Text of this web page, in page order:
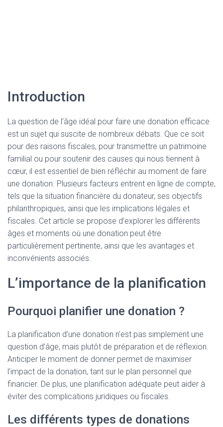
Introduction
La question de l’âge idéal pour faire une donation efficace
est un sujet qui suscite de nombreux débats. Que ce soit
pour des raisons fiscales, pour transmettre un patrimoine
familial ou pour soutenir des causes qui nous tiennent à
cœur, il est essentiel de bien réfléchir au moment de faire
une donation. Plusieurs facteurs entrent en ligne de compte,
tels que la situation financière du donateur, ses objectifs
philanthropiques, ainsi que les implications légales et
fiscales. Cet article se propose d’explorer les différents
âges et moments où une donation peut être
particulièrement pertinente, ainsi que les avantages et
inconvénients associés.
L’importance de la planification
Pourquoi planifier une donation ?
La planification d’une donation n’est pas simplement une
question d’âge, mais plutôt de préparation et de réflexion.
Anticiper le moment de donner permet de maximiser
l’impact de la donation, tant sur le plan personnel que
financier. De plus, une planification adéquate peut aider à
éviter des complications juridiques ou fiscales.
Les différents types de donations